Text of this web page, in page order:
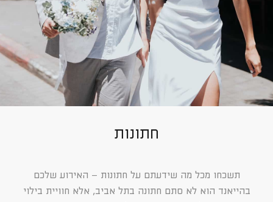
חתונות
תשכחו מכל מה שידעתם על חתונות – האירוע שלכם
בהייאנד הוא לא סתם חתונה בתל אביב, אלא חוויית בילוי